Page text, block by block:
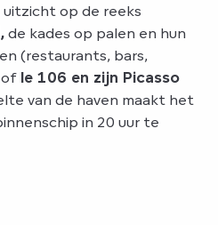
op de reeks
, de kades op palen en hun
(restaurants, bars,
of le 106 en zijn Picasso
van de haven maakt het
in 20 uur te